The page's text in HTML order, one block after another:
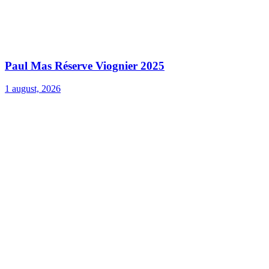
Paul Mas Réserve Viognier 2025
1 august, 2026